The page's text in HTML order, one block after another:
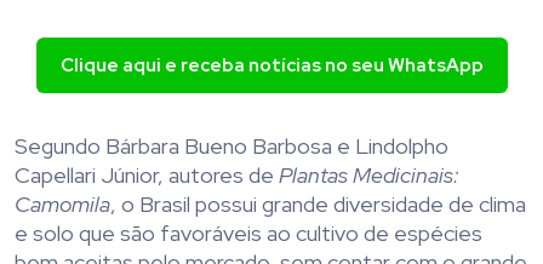
Clique aqui e receba notícias no seu WhatsApp
Segundo Bárbara Bueno Barbosa e Lindolpho
Capellari Júnior, autores de Plantas Medicinais:
Camomila, o Brasil possui grande diversidade de clima
e solo que são favoráveis ao cultivo de espécies